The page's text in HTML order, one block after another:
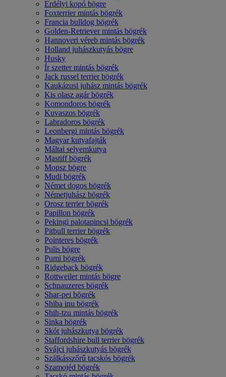
Erdélyi kopó bögre
Foxterrier mintás bögrék
Francia bulldog bögrék
Golden-Retriever mintás bögrék
Hannoveri véreb mintás bögrék
Holland juhászkutyás bögre
Husky
Ír szetter mintás bögrék
Jack russel terrier bögrék
Kaukázusi juhász mintás bögrék
Kis olasz agár bögrék
Komondoros bögrék
Kuvaszos bögrék
Labradoros bögrék
Leonbergi mintás bögrék
Magyar kutyafajták
Máltai selyemkutya
Mastiff bögrék
Mopsz bögre
Mudi bögrék
Német dogos bögrék
Németjuhász bögrék
Orosz terrier bögrék
Papillon bögrék
Pekingi palotapincsi bögrék
Pitbull terrier bögrék
Pointeres bögrék
Pulis bögre
Pumi bögrék
Ridgeback bögrék
Rottweiler mintás bögre
Schnauzeres bögrék
Shar-pei bögrék
Shiba inu bögrék
Shih-tzu mintás bögrék
Sinka bögrék
Skót juhászkutya bögrék
Staffordshire bull terrier bögrék
Svájci juhászkutyás bögrék
Szálkásszőrű tacskós bögrék
Szamojéd bögrék